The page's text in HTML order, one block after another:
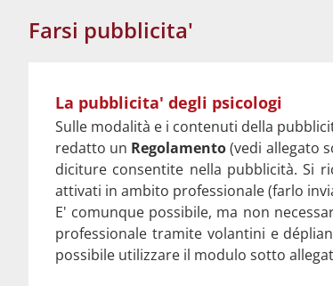
Farsi pubblicita'
Regolamento pubblicita'
Modulo comunicazione attivazione sito internet
La pubblicita' degli psicologi
Sulle modalità e i contenuti della
redatto un Regolamento(vedi allegato
diciture consentite nella pubblicità. Si
attivati in ambito professionale (farlo
E' comunque possibile, ma non
professionale tramite volantini e
possibile utilizzare il modulo sotto